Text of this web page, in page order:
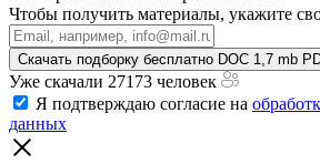
Чтобы получить материалы, укажите
Скачать подборку бесплатно DOC 1,7 mb
Уже скачали 27173 человек
Я подтверждаю согласие на
данных